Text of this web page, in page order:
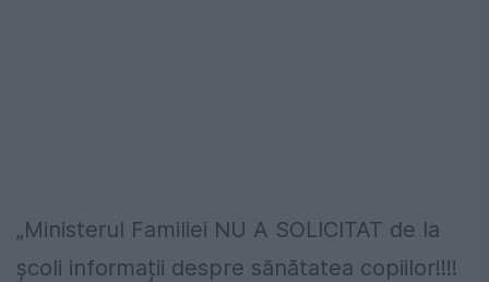
„Ministerul Familiei NU A SOLICITAT de la
școli informații despre sănătatea copiilor!!!!